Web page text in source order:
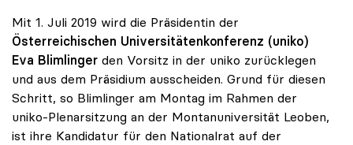
Mit 1. Juli 2019 wird die Präsidentin der
Österreichischen Universitätenkonferenz (uniko)
Eva Blimlinger den Vorsitz in der uniko zurücklegen
und aus dem Präsidium ausscheiden. Grund für diesen
Schritt, so Blimlinger am Montag im Rahmen der
uniko-Plenarsitzung an der Montanuniversität Leoben,
ist ihre Kandidatur für den Nationalrat auf der